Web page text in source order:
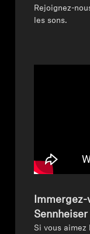
Innovations
Sound Space
Rejoignez-
les sons.
Immergez-
Si vous aimez